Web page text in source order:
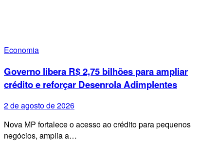
Economia
Governo libera R$ 2,75 bilhões para ampliar
crédito e reforçar Desenrola Adimplentes
2 de agosto de 2026
Nova MP fortalece o acesso ao crédito para pequenos
negócios, amplia a…